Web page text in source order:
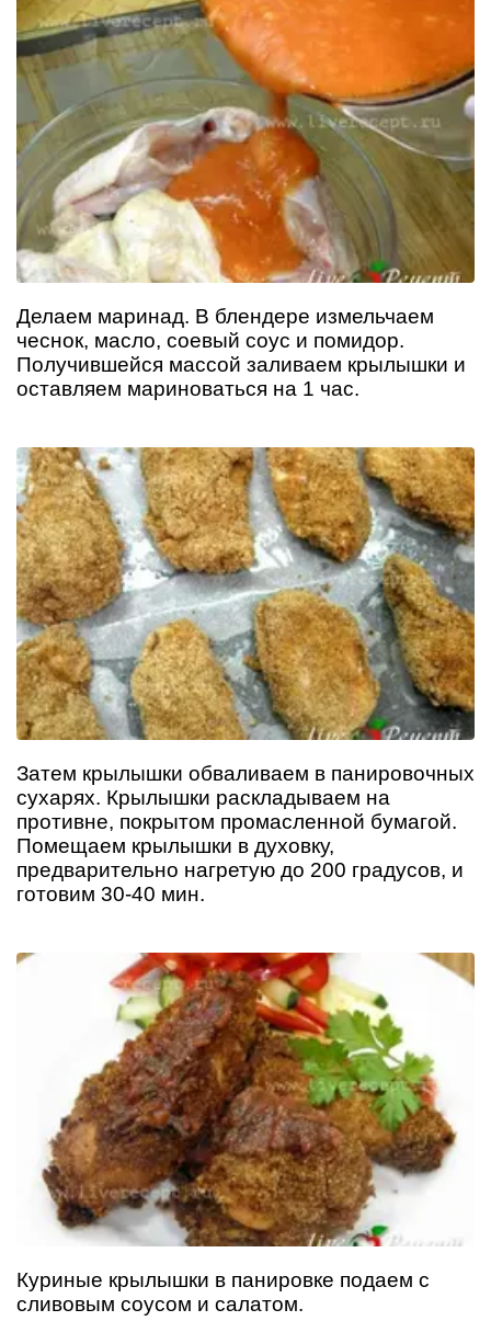
Делаем маринад. В блендере измельчаем
чеснок, масло, соевый соус и помидор.
Получившейся массой заливаем крылышки и
оставляем мариноваться на 1 час.
Затем крылышки обваливаем в панировочных
сухарях. Крылышки раскладываем на
противне, покрытом промасленной бумагой.
Помещаем крылышки в духовку,
предварительно нагретую до 200 градусов, и
готовим 30-40 мин.
Куриные крылышки в панировке подаем с
сливовым соусом и салатом.